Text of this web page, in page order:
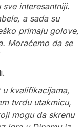
interesantniji.
a sada su
primaju golove,
Moraćemo da se
u kvalifikacijama,
tvrdu utakmicu,
mogu da skrenu